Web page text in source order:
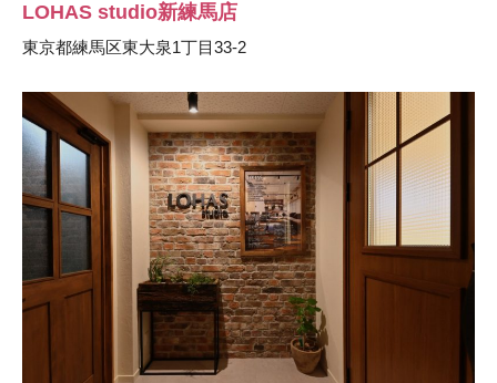
LOHAS studio新練馬店
東京都練馬区東大泉1丁目33-2